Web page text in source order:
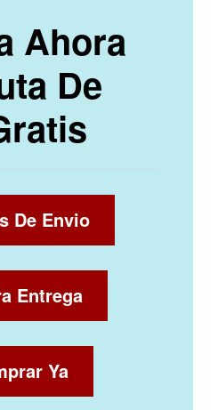
Ahora
De
De Envio
Entrega
Ya